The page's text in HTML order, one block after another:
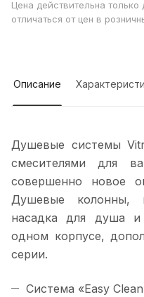
Цена действительна
отличаться от цен в
Описание
Душевые системы
смесителями для
совершенно новое
Душевые колонны,
насадка для душа и
одном корпусе,
серии.
Система «Easy